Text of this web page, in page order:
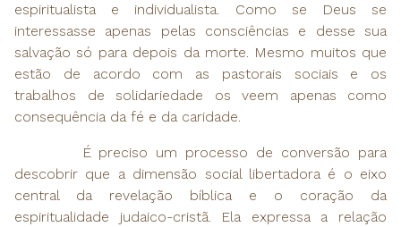
espiritualista e individualista. Como se Deus se
interessasse apenas pelas consciências e desse sua
salvação só para depois da morte. Mesmo muitos que
estão de acordo com as pastorais sociais e os
trabalhos de solidariedade os veem apenas como
consequência da fé e da caridade.
É preciso um processo de conversão para
descobrir que a dimensão social libertadora é o eixo
central da revelação bíblica e o coração da
espiritualidade judaico-cristã. Ela expressa a relação